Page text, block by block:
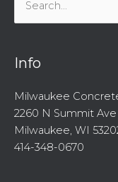
Search
for:
Info
Milwaukee
2260 N Summit
Milwaukee, WI
414-348-0670